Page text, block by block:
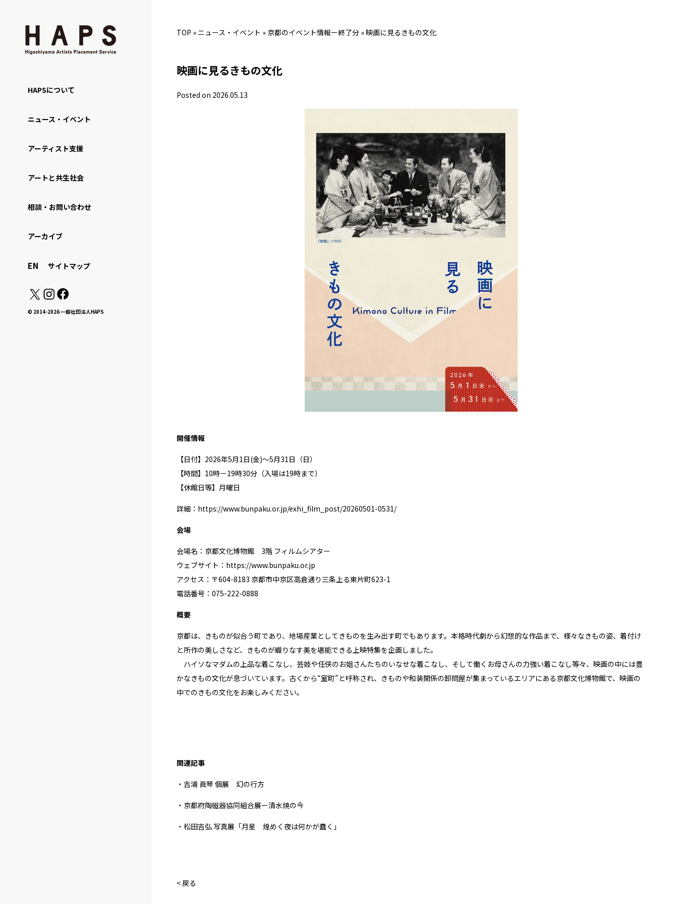
HAPSについて
ニュース・イベント
アーティスト支援
アートと共生社会
相談・お問い合わせ
アーカイブ
EN サイトマップ
© 2014-2026 一般社団法人HAPS
TOP » ニュース・イベント » 京都のイベント情報ー終了分 »映画に見るきもの文化
映画に見るきもの文化
Posted on 2026.05.13
開催情報
【日付】2026年5月1日(金)〜5月31日（日）
【時間】10時－19時30分（入場は19時まで）
【休館日等】月曜日
詳細： https://www.bunpaku.or.jp/exhi_film_post/20260501-0531/
会場
会場名：京都文化博物館 3階 フィルムシアター
ウェブサイト： https://www.bunpaku.or.jp
アクセス：〒604-8183 京都市中京区高倉通り三条上る東片町623-1
電話番号：075-222-0888
概要
京都は、きものが似合う町であり、地場産業としてきものを生み出す町でもあります。本格時代劇から幻想的な作品まで、様々なきもの姿、着付け
と所作の美しさなど、きものが織りなす美を堪能できる上映特集を企画しました。
ハイソなマダムの上品な着こなし、芸妓や任侠のお姐さんたちのいなせな着こなし、そして働くお母さんの力強い着こなし等々、映画の中には豊
かなきもの文化が息づいています。古くから“室町”と呼称され、きものや和装関係の卸問屋が集まっているエリアにある京都文化博物館で、映画の
中でのきもの文化をお楽しみください。
関連記事
・吉浦 眞琴 個展 幻の行方
・京都府陶磁器協同組合展ー清水焼の今
・松田吉弘 写真展「月星 煌めく夜は何かが蠢く」
< 戻る